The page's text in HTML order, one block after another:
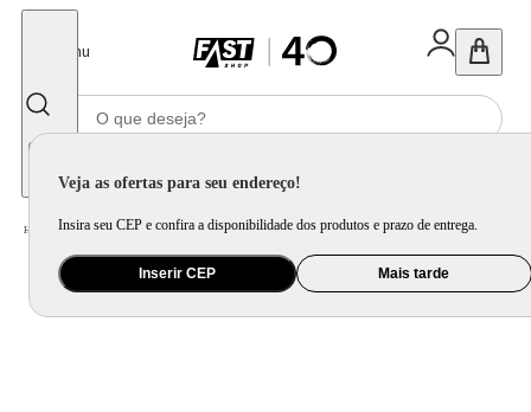
Menu
Veja as ofertas para seu endereço!
Insira seu CEP e confira a disponibilidade dos produtos e prazo de entrega.
Inserir CEP Mais tarde
Home Mercado / Bebida Vinho